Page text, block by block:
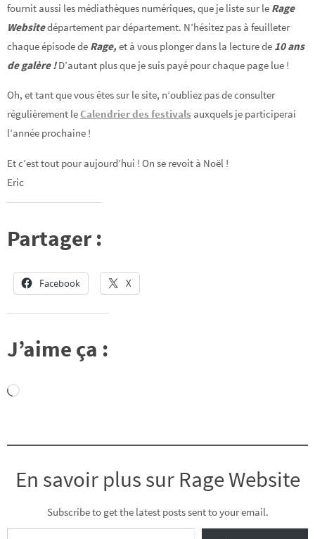
fournit aussi les médiathèques numériques, que je liste sur le Rage
Websitedépartement par département. N’hésitez pas à feuilleter
chaque épisode de Rage, et à vous plonger dans la lecture de 10 ans
de galère !D’autant plus que je suis payé pour chaque page lue !
Oh, et tant que vous êtes sur le site, n’oubliez pas de consulter
régulièrement leCalendrier des festivals auxquels je participerai
l’année prochaine !
Et c’est tout pour aujourd’hui ! On se revoit à Noël !
Eric
Partager :
Facebook X
J’aime ça :
Chargement…
En savoir plus sur Rage Website
Subscribe to get the latest posts sent to your email.
Saisissez votre adresse e-mail…